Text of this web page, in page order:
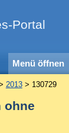
Portal
Menü öffnen
2013> 130729
ohne